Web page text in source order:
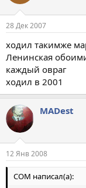
28 Дек 2007
ходил такимже
Ленинская
каждый овраг
ходил в 2001
MADest
12 Янв 2008
COM написал(а):